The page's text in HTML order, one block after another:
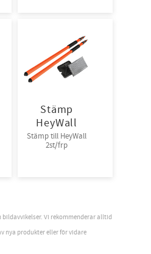
Stämp
HeyWall
Stämp till HeyWall
2st/frp
Vi rekommenderar alltid
nya produkter eller för vidare